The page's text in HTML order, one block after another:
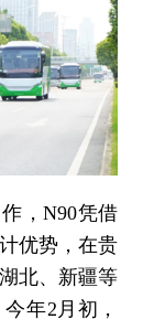
，N90凭借
优势，在贵
北、新疆等
年2月初，